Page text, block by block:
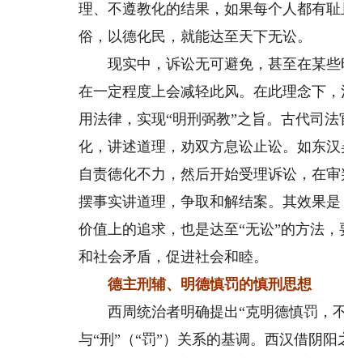
理、不遵教化的结果，如果每个人都有
俗，以德化民，就能达至天下无讼。
现实中，诉讼无可避免，甚至在某些
在一定程度上会减轻此风。在此理念下
用法律，实现“明刑弼教”之旨。古代司
化，讲述道理，劝双方息讼止讼。如东
自责德化不力，然后开始受理诉讼，在
摆事实讲道理，争取和解结案。其效果
价值上的追求，也是达至“无讼”的方法
和社会矛盾，促进社会和睦。
德主刑辅、明德慎罚的慎刑思想
西周统治者明确提出“克明德慎罚，不
与“刑”（“罚”）关系的基调。西汉借阴